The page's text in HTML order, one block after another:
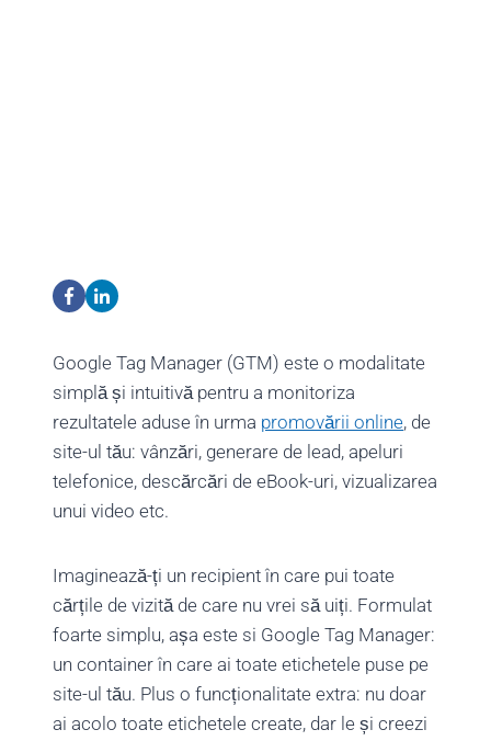
Google Tag Manager (GTM) este o modalitate
simplă și intuitivă pentru a monitoriza
rezultatele aduse în urma promovării online, de
site-ul tău: vânzări, generare de lead, apeluri
telefonice, descărcări de eBook-uri, vizualizarea
unui video etc.
Imaginează-ți un recipient în care pui toate
cărțile de vizită de care nu vrei să uiți. Formulat
foarte simplu, așa este si Google Tag Manager:
un container în care ai toate etichetele puse pe
site-ul tău. Plus o funcționalitate extra: nu doar
ai acolo toate etichetele create, dar le și creezi